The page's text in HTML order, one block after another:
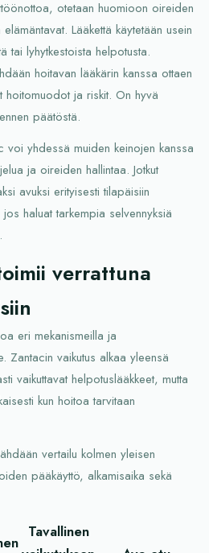
otetaan huomioon oireiden
Lääkettä käytetään usein
tai lyhytkestoista helpotusta.
hoitavan lääkärin kanssa ottaen
hoitomuodot ja riskit. On hyvä
päätöstä.
voi yhdessä muiden keinojen kanssa
ja oireiden hallintaa. Jotkut
avuksi erityisesti tilapäisiin
haluat tarkempia selvennyksiä
verrattuna
eri mekanismeilla ja
Zantacin vaikutus alkaa yleensä
vaikuttavat helpotuslääkkeet, mutta
kun hoitoa tarvitaan
vertailu kolmen yleisen
pääkäyttö, alkamisaika sekä
Tavallinen